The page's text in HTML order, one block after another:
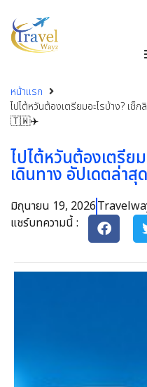
หน้าแรก
ไปไต้หวันต้องเตรียมอะไรบ้าง? เ
🇹🇼✈️
ไปไต้หวันต้องเตรีย
เดินทาง อัปเดตล่
มิถุนายน 19, 2026
แชร์บทความนี้ :